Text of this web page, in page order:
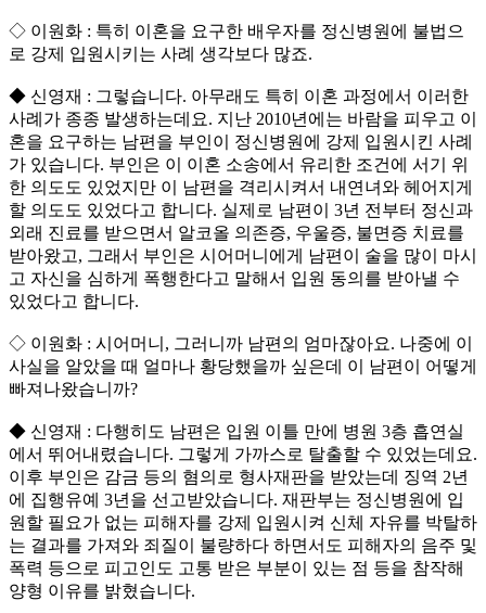
◇ 이원화 : 특히 이혼을 요구한 배우자를 정신병원에 불법으
로 강제 입원시키는 사례 생각보다 많죠.
◆ 신영재 : 그렇습니다. 아무래도 특히 이혼 과정에서 이러한
사례가 종종 발생하는데요. 지난 2010년에는 바람을 피우고 이
혼을 요구하는 남편을 부인이 정신병원에 강제 입원시킨 사례
가 있습니다. 부인은 이 이혼 소송에서 유리한 조건에 서기 위
한 의도도 있었지만 이 남편을 격리시켜서 내연녀와 헤어지게
할 의도도 있었다고 합니다. 실제로 남편이 3년 전부터 정신과
외래 진료를 받으면서 알코올 의존증, 우울증, 불면증 치료를
받아왔고, 그래서 부인은 시어머니에게 남편이 술을 많이 마시
고 자신을 심하게 폭행한다고 말해서 입원 동의를 받아낼 수
있었다고 합니다.
◇ 이원화 : 시어머니, 그러니까 남편의 엄마잖아요. 나중에 이
사실을 알았을 때 얼마나 황당했을까 싶은데 이 남편이 어떻게
빠져나왔습니까?
◆ 신영재 : 다행히도 남편은 입원 이틀 만에 병원 3층 흡연실
에서 뛰어내렸습니다. 그렇게 가까스로 탈출할 수 있었는데요.
이후 부인은 감금 등의 혐의로 형사재판을 받았는데 징역 2년
에 집행유예 3년을 선고받았습니다. 재판부는 정신병원에 입
원할 필요가 없는 피해자를 강제 입원시켜 신체 자유를 박탈하
는 결과를 가져와 죄질이 불량하다 하면서도 피해자의 음주 및
폭력 등으로 피고인도 고통 받은 부분이 있는 점 등을 참작해
양형 이유를 밝혔습니다.